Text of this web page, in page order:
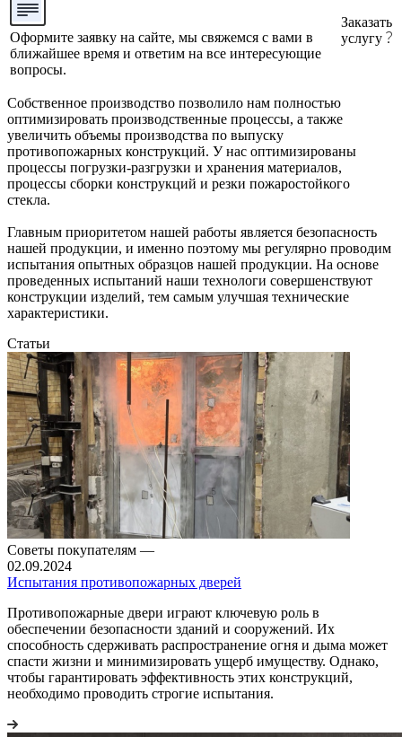
Оформите заявку на сайте, мы свяжемся с вами в
ближайшее время и ответим на все интересующие
вопросы.
Заказать
услугу
Собственное производство позволило нам полностью
оптимизировать производственные процессы, а также
увеличить объемы производства по выпуску
противопожарных конструкций. У нас оптимизированы
процессы погрузки-разгрузки и хранения материалов,
процессы сборки конструкций и резки пожаростойкого
стекла.
Главным приоритетом нашей работы является безопасность
нашей продукции, и именно поэтому мы регулярно проводим
испытания опытных образцов нашей продукции. На основе
проведенных испытаний наши технологи совершенствуют
конструкции изделий, тем самым улучшая технические
характеристики.
Статьи
Советы покупателям —
02.09.2024
Испытания противопожарных дверей
Противопожарные двери играют ключевую роль в
обеспечении безопасности зданий и сооружений. Их
способность сдерживать распространение огня и дыма может
спасти жизни и минимизировать ущерб имуществу. Однако,
чтобы гарантировать эффективность этих конструкций,
необходимо проводить строгие испытания.